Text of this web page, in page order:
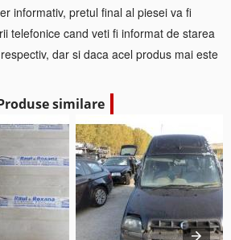
informativ, pretul final al piesei va fi
telefonice cand veti fi informat de starea
dar si daca acel produs mai este
similare